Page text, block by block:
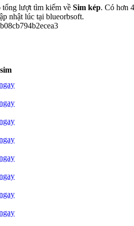
tổng lượt tìm kiếm về Sim kép. Có hơn
nhật lúc tại blueorbsoft.